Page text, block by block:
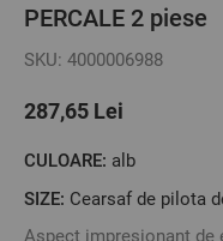
PERCALE 2 piese
SKU: 4000006988
287,65 Lei
CULOARE: alb
SIZE: Cearsaf de pilota
Aspect impresionant de